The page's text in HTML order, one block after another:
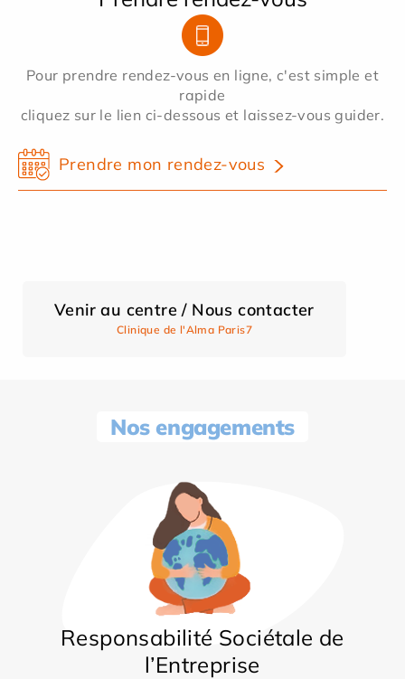
Pour prendre rendez-vous en ligne, c'est simple et
rapide
cliquez sur le lien ci-dessous et laissez-vous guider.
Prendre mon rendez-vous
Venir au centre / Nous contacter
Clinique de l'Alma Paris7
Nos engagements
Responsabilité Sociétale de
l’Entreprise